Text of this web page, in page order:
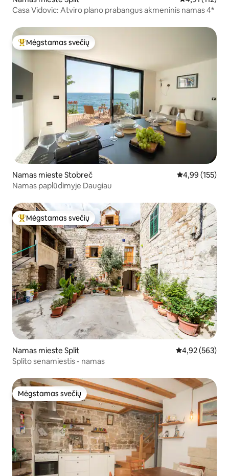
Casa Vidovic: Atviro plano prabangus akmeninis namas 4*
Svečių mėgstamiausias
Mėgstamas svečių
Namas mieste Stobreč Vidutinis
4,99 (155)
Namas paplūdimyje Daugiau
Svečių mėgstamiausias
Mėgstamas svečių
Namas mieste Split Vidutinis
4,92 (563)
Splito senamiestis - namas
Mėgstamas svečių
Mėgstamas svečių